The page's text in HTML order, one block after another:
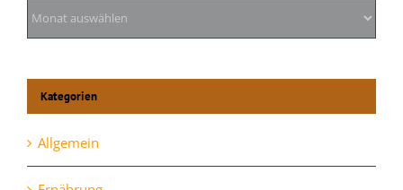
Archiv
Kategorien
Allgemein